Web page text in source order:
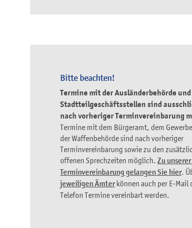
Bitte beachten!
Termine mit der Ausländerbehörde und
Stadtteilgeschäftsstellen sind
nach vorheriger Terminvereinbarung
Termine mit dem Bürgeramt, dem
der Waffenbehörde sind nach vorheriger
Terminvereinbarung sowie zu den
offenen Sprechzeiten möglich. Zu
Terminvereinbarung gelangen Sie hier.
jeweiligen Ämterkönnen auch per E-Mail
Telefon Termine vereinbart werden.